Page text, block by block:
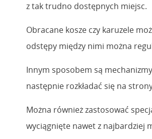
z tak trudno dostępnych miejsc.
Obracane kosze czy karuzele
odstępy między nimi można
Innym sposobem są
następnie rozkładać się na
Można również zastosować
wyciągnięte nawet z najbardziej